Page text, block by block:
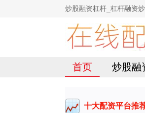
炒股融资杠杆_杠杆融资
首页 炒股融
十大配资平台推